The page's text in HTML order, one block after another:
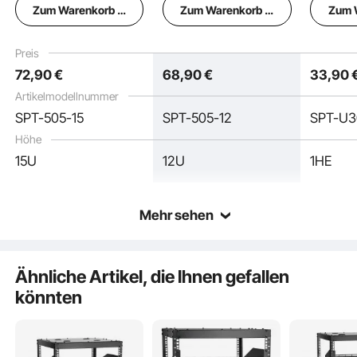
Zuverlässige Fixierung
Komplettes Zubehör
Wesentliche Merkmale
Preis
Artikelmodellnummer
Höhe
mit 180-Grad-
Torschwingung,
mm-IT-
Netzwerkgeräte & AV-
Geräte,
Computerserver,
Schwarz
Zum Warenkorb hinzufügenRack mit 180-Grad-
Torschwingung,
Netzwerkgeräte & AV-
Schwarz
Zum Warenkorb hinzufügenRack-
mit
mm-
Zum
72,90€ 68,90€ 33,90
SPT-505-15 SPT-505-12 SPT-
15U 12U 1HE
Mehr sehen
Ähnliche Artikel, die Ihnen gefallen
könnten